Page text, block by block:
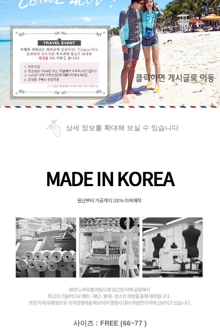
상세 정보를 확대해 보실 수 있습니다
사이즈 : FREE (66~77 )